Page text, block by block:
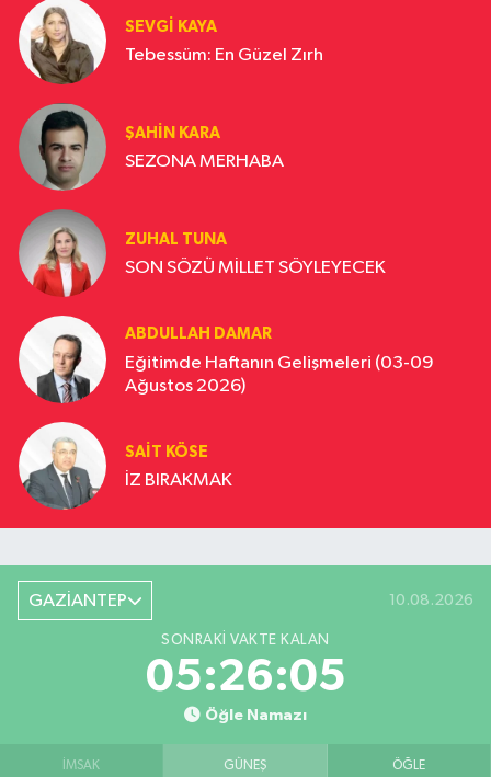
SEVGI KAYA
Tebessüm: En Güzel Zırh
ŞAHIN KARA
SEZONA MERHABA
ZUHAL TUNA
SON SÖZÜ MİLLET SÖYLEYECEK
ABDULLAH DAMAR
Eğitimde Haftanın Gelişmeleri (03-09
Ağustos 2026)
SAIT KÖSE
İZ BIRAKMAK
GAZİANTEP 10.08.2026
SONRAKI VAKTE KALAN
05:26:04
Öğle Namazı
İMSAK GÜNEŞ ÖĞLE